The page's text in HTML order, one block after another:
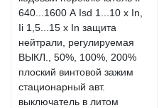
стационарный авт.
выключатель в литом